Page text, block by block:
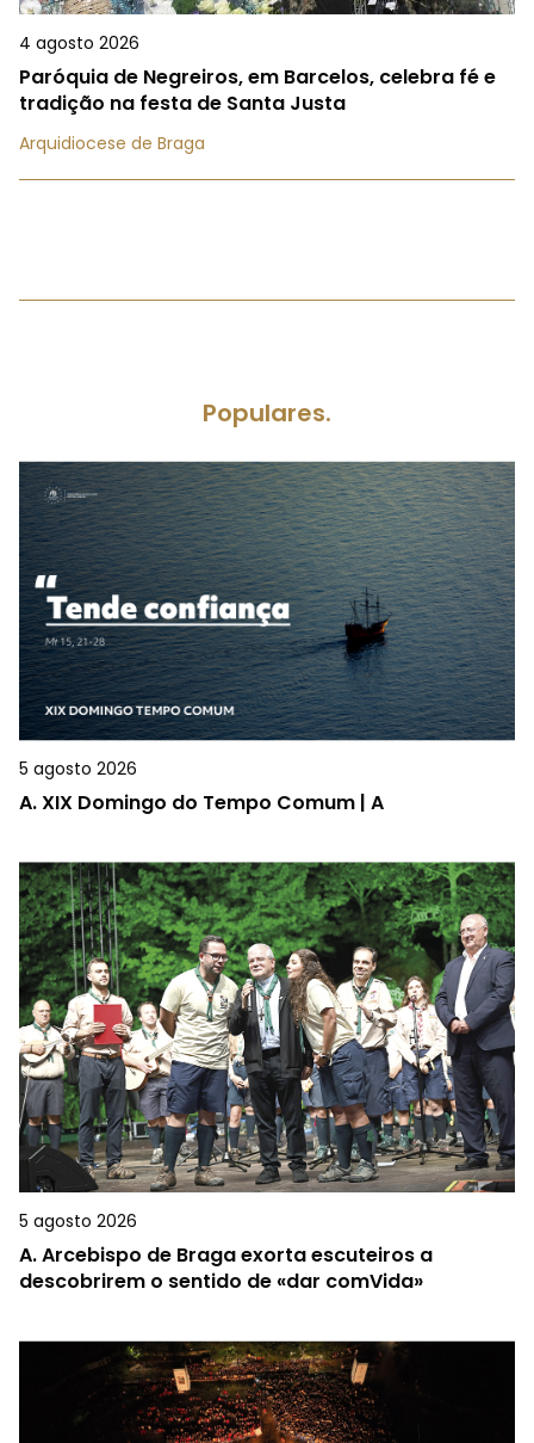
4 agosto 2026
Paróquia de Negreiros, em Barcelos, celebra fé e
tradição na festa de Santa Justa
Arquidiocese de Braga
Populares.
5 agosto 2026
A.XIX Domingo do Tempo Comum | A
5 agosto 2026
A.Arcebispo de Braga exorta escuteiros a
descobrirem o sentido de «dar comVida»